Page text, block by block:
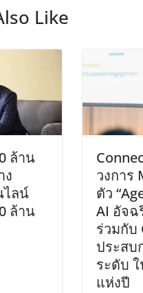
Like
ล้าน
ง
ไลน์
ล้าน
วงการ
ตัว
AI อัจฉ
ร่วมกับ
ประสบ
ระดับ
แห่งปี